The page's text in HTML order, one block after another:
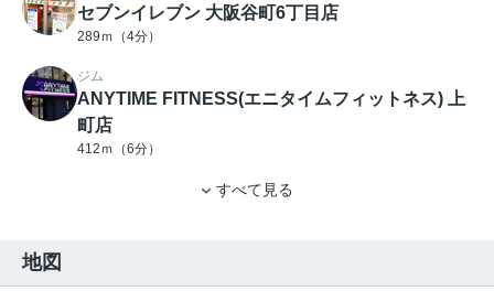
セブンイレブン 大阪谷町6丁目店
289ｍ（4分）
ジム
ANYTIME FITNESS(エニタイムフィットネス) 上
町店
412ｍ（6分）
すべて見る
地図